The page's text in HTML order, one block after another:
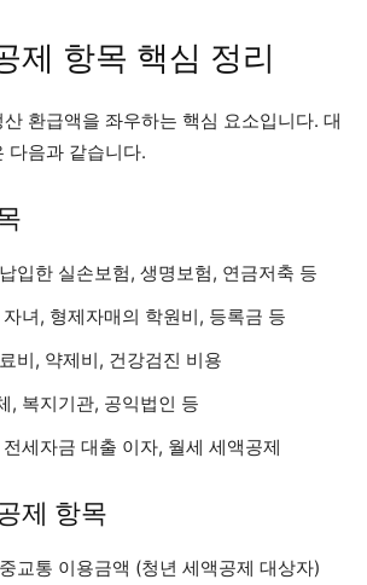
제 항목 핵심 정리
환급액을 좌우하는 핵심 요소입니다. 대
다음과 같습니다.
입한 실손보험, 생명보험, 연금저축 등
녀, 형제자매의 학원비, 등록금 등
비, 약제비, 건강검진 비용
, 복지기관, 공익법인 등
세자금 대출 이자, 월세 세액공제
제 항목
교통 이용금액 (청년 세액공제 대상자)